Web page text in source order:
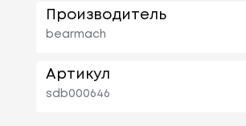
Производитель
bearmach
Артикул
sdb000646